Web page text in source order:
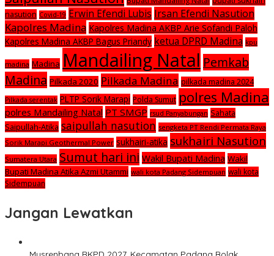
nasution Covid-19 Erwin Efendi Lubis Irsan Efendi Nasution
Kapolres Madina Kapolres Madina AKBP Arie Sofandi Paloh
Kapolres Madina AKBP Bagus Priandy ketua DPRD Madina kpu
madina Madina Mandailing Natal Pemkab
Madina Pilkada 2020 Pilkada Madina pilkada madina 2024
Pilkada serentak PLTP Sorik Marapi Polda Sumut polres Madina
polres Mandailing Natal PT SMGP rsud Panyabungan Sahata
Saipullah-Atika saipullah nasution sengketa PT Rendi Permata Raya
Sorik Marapi Geothermal Power sukhairi-atika sukhairi Nasution
Sumatera Utara Sumut hari ini Wakil Bupati Madina Wakil
Bupati Madina Atika Azmi Utammi wali kota Padang Sidempuan wali kota
Sidempuan
Jangan Lewatkan